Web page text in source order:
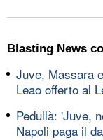
Blasting News
Juve, Massara
Leao offerto al
Pedullà: 'Juve,
Napoli paga il